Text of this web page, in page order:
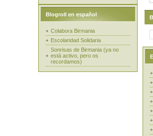
Blogroll en español
Colabora Birmania
Escolaridad Solidaria
Sonrisas de Birmania (ya no
está activo, pero os
recordamos)